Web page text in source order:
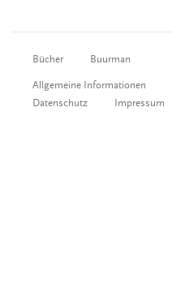
Bücher Buurman
Allgemeine Informationen
Datenschutz
Impressum